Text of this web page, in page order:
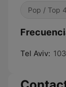
Pop / Top
Tel Aviv: